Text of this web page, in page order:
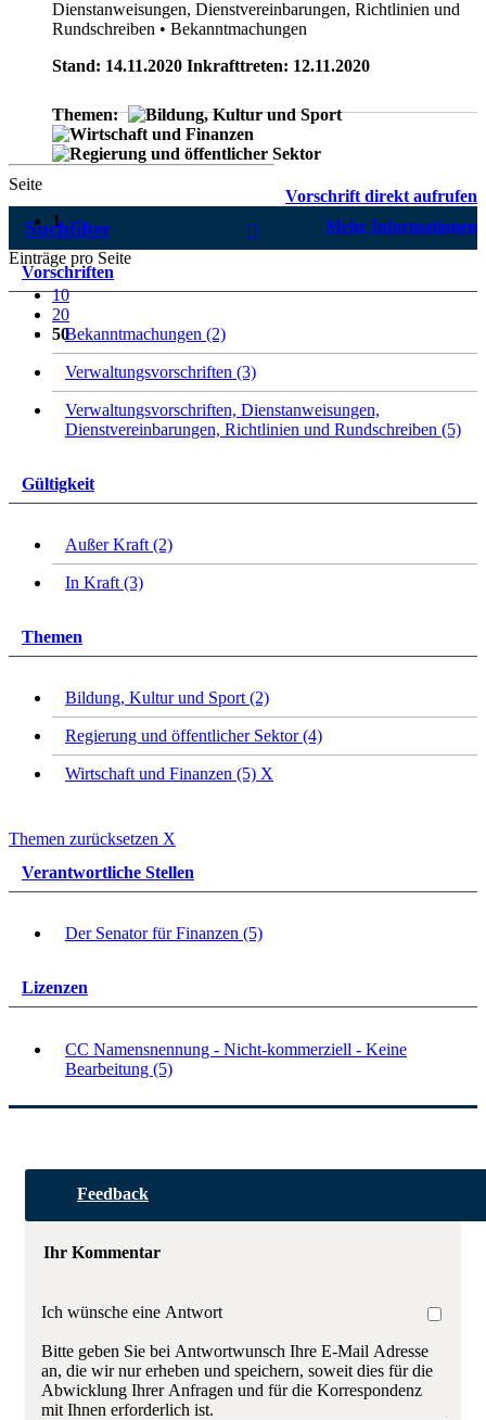
Dienstanweisungen, Dienstvereinbarungen, Richtlinien und
Rundschreiben • Bekanntmachungen
Stand: 14.11.2020 Inkrafttreten: 12.11.2020
Themen:
Vorschrift direkt aufrufen
Mehr Informationen
Seite
1
Einträge pro Seite
10
20
50
Suchfilter
Vorschriften
Bekanntmachungen (2)
Verwaltungsvorschriften (3)
Verwaltungsvorschriften, Dienstanweisungen,
Dienstvereinbarungen, Richtlinien und Rundschreiben (5)
Gültigkeit
Außer Kraft (2)
In Kraft (3)
Themen
Bildung, Kultur und Sport (2)
Regierung und öffentlicher Sektor (4)
Wirtschaft und Finanzen (5) X
Themen zurücksetzen X
Verantwortliche Stellen
Der Senator für Finanzen (5)
Lizenzen
CC Namensnennung - Nicht-kommerziell - Keine
Bearbeitung (5)
Feedback
Ihr Kommentar
Ich wünsche eine Antwort
Bitte geben Sie bei Antwortwunsch Ihre E-Mail Adresse
an, die wir nur erheben und speichern, soweit dies für die
Abwicklung Ihrer Anfragen und für die Korrespondenz
mit Ihnen erforderlich ist.